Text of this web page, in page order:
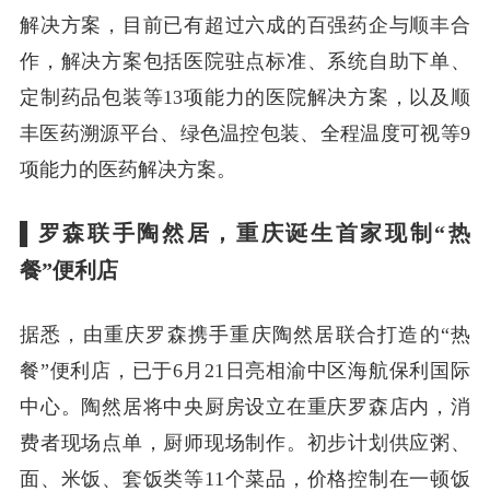
解决方案，目前已有超过六成的百强药企与顺丰合
作，解决方案包括医院驻点标准、系统自助下单、
定制药品包装等13项能力的医院解决方案，以及顺
丰医药溯源平台、绿色温控包装、全程温度可视等9
项能力的医药解决方案。
罗森联手陶然居，重庆诞生首家现制“热
餐”便利店
据悉，由重庆罗森携手重庆陶然居联合打造的“热
餐”便利店，已于6月21日亮相渝中区海航保利国际
中心。陶然居将中央厨房设立在重庆罗森店内，消
费者现场点单，厨师现场制作。初步计划供应粥、
面、米饭、套饭类等11个菜品，价格控制在一顿饭